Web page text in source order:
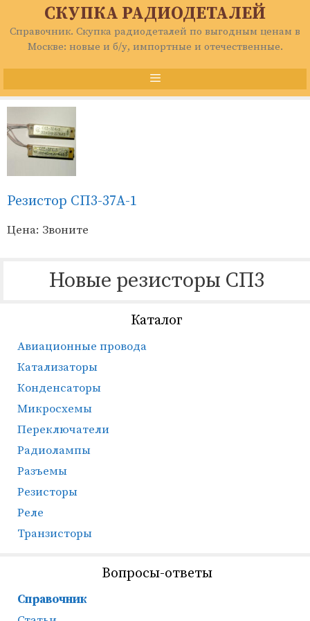
Перейти
содержимому
СКУПКА РАДИОДЕТАЛЕЙ
Справочник. Скупка радиодеталей по выгодным ценам в
Москве: новые и б/у, импортные и отечественные.
Резистор СП3-37А-1
Цена: Звоните
Новые резисторы СП3
Каталог
Авиационные провода
Катализаторы
Конденсаторы
Микросхемы
Переключатели
Радиолампы
Разъемы
Резисторы
Реле
Транзисторы
Вопросы-ответы
Справочник